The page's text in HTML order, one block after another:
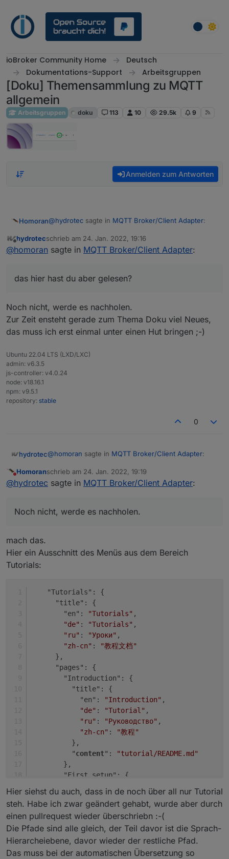
ioBroker Community Home
Deutsch
Dokumentations-Support
Arbeitsgruppen
[Doku] Themensammlung zu MQTT
allgemein
Arbeitsgruppen doku 113 10 29.5k 9
Anmelden zum Antworten
Homoran@hydrotec sagte in MQTT Broker/Client Adapter:
So ganz verstehe ich es noch nicht, warum die
abändern lässt.
https://forum.iobroker.net/topic/51731/grundlagen-
der-struktur-für-die-doku
Offline
hydrotecschrieb am 24. Jan. 2022, 19:16
zuletzt editiert von
@homoran sagte in MQTT Broker/Client Adapter:
das hier hast du aber gelesen?
Noch nicht, werde es nachholen.
Zur Zeit ensteht gerade zum Thema Doku viel Neues,
das muss ich erst einmal unter einen Hut bringen ;-)
Ubuntu 22.04 LTS (LXD/LXC)
admin: v6.3.5
js-controller: v4.0.24
node: v18.16.1
npm: v9.5.1
repository: stable
0
hydrotec@homoran sagte in MQTT Broker/Client Adapter:
das hier hast du aber gelesen?
Noch nicht, werde es nachholen.
Zur Zeit ensteht gerade zum Thema Doku viel Neues,
Nicht stören
Homoranschrieb am 24. Jan. 2022, 19:19
zuletzt editiert von
@hydrotec sagte in MQTT Broker/Client Adapter:
Noch nicht, werde es nachholen.
mach das.
Hier ein Ausschnitt des Menüs aus dem Bereich
Tutorials:
    "Tutorials": {
      "title": {
        "en":
"Tutorials" ,
"de" : "Tutorials" ,
"ru" : "Уроки" ,
"zh-cn" :
"教程文档"
      },
      "pages": {
        "Introduction": {
          "title": {
            "en":
"Introduction" ,
"de" : "Tutorial" ,
"ru" : "Руководство" ,
"zh-cn" :
"教程"
          },
          "
content":
"tutorial/README.md"
        },
        "First setup": {
            "en":
"First setup",
"de": "Tutorial",
"ru": "учебник",
"zh-cn" : "教程"
          },
          "
content": "tutorial/setup.md"
Hier siehst du auch, dass in de noch über all nur Tutorial
steh. Habe ich zwar geändert gehabt, wurde aber durch
einen pullrequest wieder überschriebn :-(
Die Pfade sind alle gleich, der Teil davor ist die Sprach-
Hierarcheiebene, davor wieder der restliche Pfad.
Das muss bei der automatischen Übersetzung so